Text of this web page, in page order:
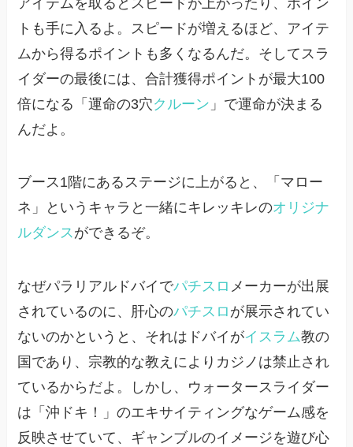
トも手に入るよ。スピードが増えるほど、アイテ
ムから得るポイントも多くなるんだ。そしてスラ
イダーの最後には、合計獲得ポイントが最大100
倍になる「運命の3穴クルーン 」で運命が決まる
んだよ。
ブース1階にあるステージに上がると、「マロー
ネ」というキャラと一緒にキレッキレのオリジナ
ルダンスができるぞ。
なぜパラリアルドバイでパチスロ メーカーが出展
されているのに、肝心のパチスロ が展示されてい
ないのかというと、それはドバイがイスラム教の
国であり、宗教的な教えによりカジノは禁止され
ているからだよ。しかし、ウォータースライダー
は「沖ドキ！」のエキサイティングなゲーム感を
反映させていて、ギャンブルのイメージを遊び心